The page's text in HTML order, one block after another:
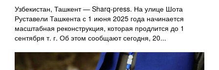
Узбекистан, Ташкент — Sharq-press. На улице Шота
Руставели Ташкента с 1 июня 2025 года начинается
масштабная реконструкция, которая продлится до 1
сентября т. г. Об этом сообщают сегодня, 20...